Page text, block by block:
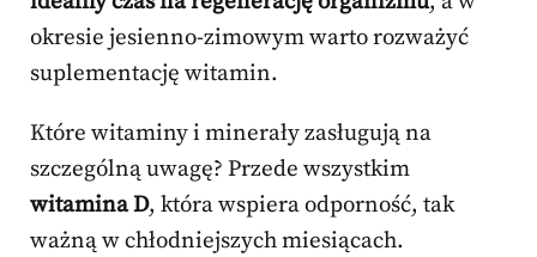
okresie jesienno-zimowym warto rozważyć
suplementację witamin.
Które witaminy i minerały zasługują na
szczególną uwagę? Przede wszystkim
witamina D, która wspiera odporność, tak
ważną w chłodniejszych miesiącach.